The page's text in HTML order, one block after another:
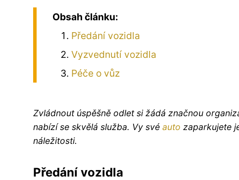
Obsah článku:
Předání vozidla
Vyzvednutí vozidla
Péče o vůz
Zvládnout úspěšně odlet si žádá značnou
nabízí se skvělá služba. Vy své auto zaparkujete
náležitosti.
Předání vozidla